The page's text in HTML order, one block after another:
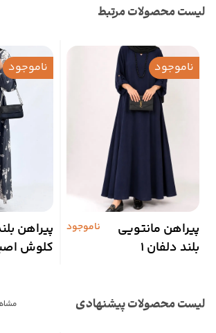
لیست محصولات مرتبط
ناموجود
پیراهن مانتویی
بلند دلفان 1
ناموجود
ناموجود
پیراهن
کلوش
لیست محصولات پیشنهادی